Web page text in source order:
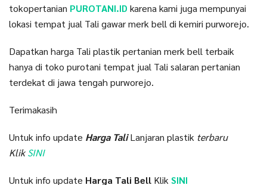
tokopertanian PUROTANI.ID karena kami juga mempunyai
lokasi tempat jual Tali gawar merk bell di kemiri purworejo.
Dapatkan harga Tali plastik pertanian merk bell terbaik
hanya di toko purotani tempat jual Tali salaran pertanian
terdekat di jawa tengah purworejo.
Terimakasih
Untuk info update Harga TaliLanjaran plastik terbaru
KlikSINI
Untuk info update Harga Tali Bell Klik SINI